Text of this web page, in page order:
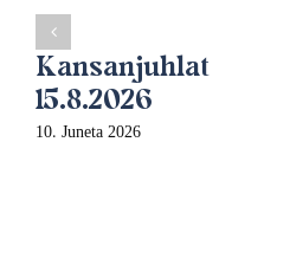
Kansanjuhlat
15.8.2026
10. Juneta 2026